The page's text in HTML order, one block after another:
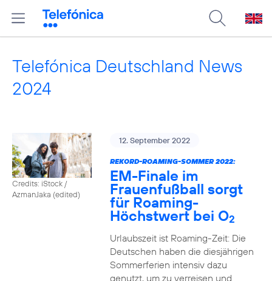
Telefónica Deutschland News
2024
Credits: iStock /
AzmanJaka (edited)
12. September 2022
REKORD-ROAMING-SOMMER 2022:
EM-Finale im
Frauenfußball sorgt
für Roaming-
Höchstwert bei O2
Urlaubszeit ist Roaming-Zeit: Die
Deutschen haben die diesjährigen
Sommerferien intensiv dazu
genutzt, um zu verreisen und